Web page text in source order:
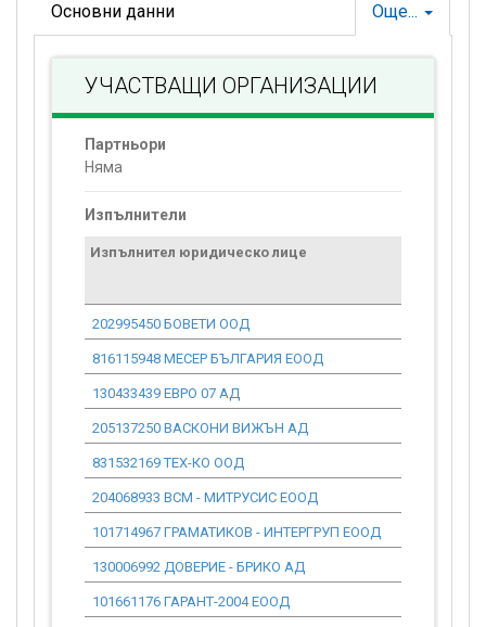
Още...
Основни данни
УЧАСТВАЩИ ОРГАНИЗАЦИИ
Партньори
Няма
Изпълнители
Изпълнител юридическо лице
202995450 БОВЕТИ ООД
816115948 МЕСЕР БЪЛГАРИЯ ЕООД
130433439 ЕВРО 07 АД
205137250 ВАСКОНИ ВИЖЪН АД
831532169 ТЕХ-КО ООД
204068933 ВСМ - МИТРУСИС ЕООД
101714967 ГРАМАТИКОВ - ИНТЕРГРУП ЕООД
130006992 ДОВЕРИЕ - БРИКО АД
101661176 ГАРАНТ-2004 ЕООД